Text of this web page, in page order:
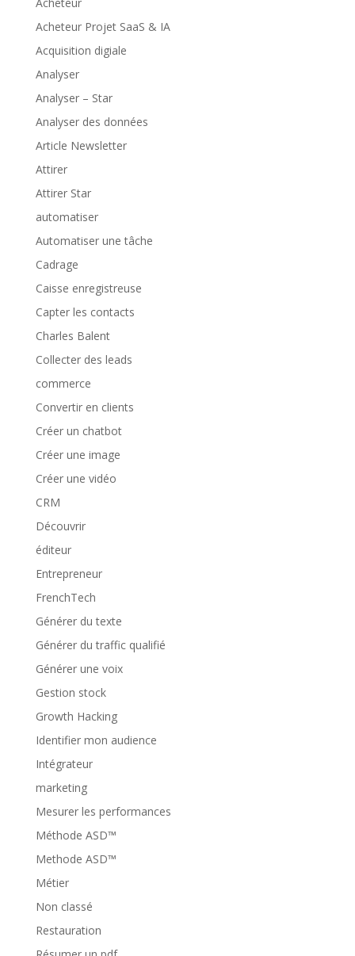
Acheteur Projet SaaS & IA
Acquisition digiale
Analyser
Analyser – Star
Analyser des données
Article Newsletter
Attirer
Attirer Star
automatiser
Automatiser une tâche
Cadrage
Caisse enregistreuse
Capter les contacts
Charles Balent
Collecter des leads
commerce
Convertir en clients
Créer un chatbot
Créer une image
Créer une vidéo
CRM
Découvrir
éditeur
Entrepreneur
FrenchTech
Générer du texte
Générer du traffic qualifié
Générer une voix
Gestion stock
Growth Hacking
Identifier mon audience
Intégrateur
marketing
Mesurer les performances
Méthode ASD™
Methode ASD™
Métier
Non classé
Restauration